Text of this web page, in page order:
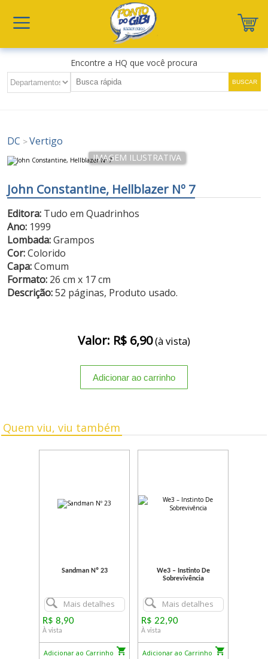
Encontre a HQ que você procura
DC >Vertigo
John Constantine, Hellblazer Nº 7
Editora: Tudo em Quadrinhos
Ano: 1999
Lombada:Grampos
Cor:Colorido
Capa:Comum
Formato: 26 cm x 17 cm
Descrição:52 páginas, Produto usado.
Valor: R$ 6,90(à vista)
Quem viu, viu também
Sandman Nº 23
Mais detalhes
R$ 8,90
À vista
Adicionar ao Carrinho
We3 – Instinto De
Sobrevivência
Mais detalhes
R$ 22,90
À vista
Adicionar ao Carrinho